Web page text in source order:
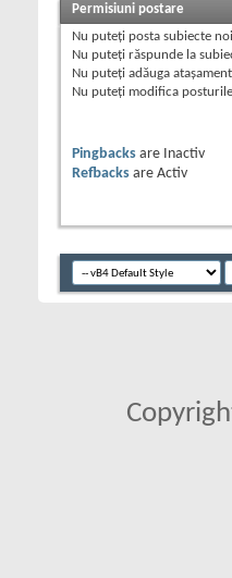
Permisiuni postare
Nu puteţi posta subiecte
Nu puteţi răspunde la
Nu puteţi adăuga
Nu puteţi modifica
Pingbacks are
Inactiv
Refbacks are Activ